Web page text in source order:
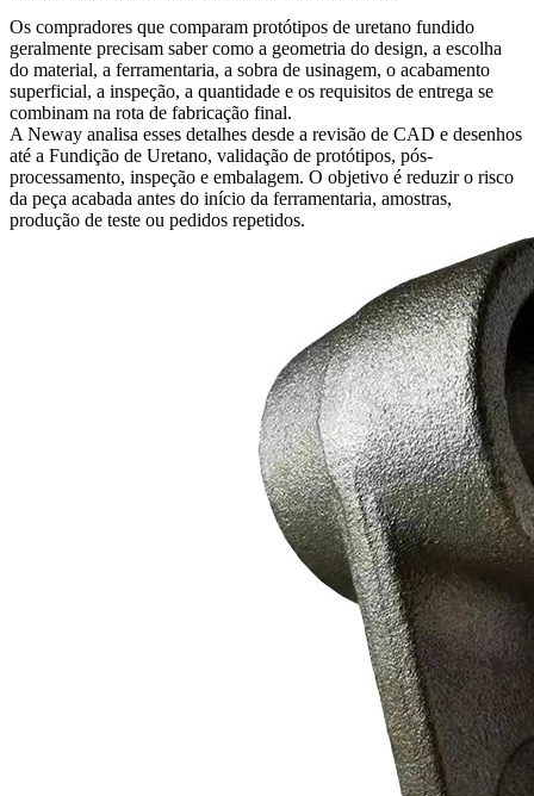
Os compradores que comparam protótipos de uretano fundido
geralmente precisam saber como a geometria do design, a escolha
do material, a ferramentaria, a sobra de usinagem, o acabamento
superficial, a inspeção, a quantidade e os requisitos de entrega se
combinam na rota de fabricação final.
A Neway analisa esses detalhes desde a revisão de CAD e desenhos
até a Fundição de Uretano, validação de protótipos, pós-
processamento, inspeção e embalagem. O objetivo é reduzir o risco
da peça acabada antes do início da ferramentaria, amostras,
produção de teste ou pedidos repetidos.